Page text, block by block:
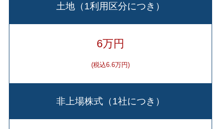
土地（1利用区分につき）
6万円
(税込6.6万円)
非上場株式（1社につき）